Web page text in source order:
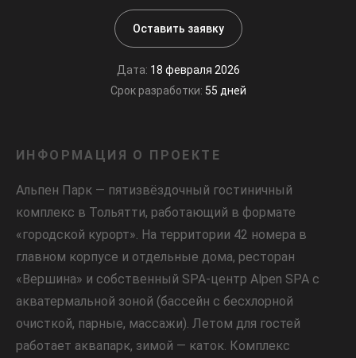
Оставить заявку
Дата: 18 февраля 2026
Срок разработки: 55 дней
ИНФОРМАЦИЯ О ПРОЕКТЕ
Альпен Парк — пятизвёздочный гостиничный
комплекс в Тольятти, работающий в формате
«городской курорт». На территории 42 номера в
главном корпусе и отдельные дома, ресторан
«Вершина» и собственный SPA-центр Alpen SPA с
акватермальной зоной (бассейн с бесхлорной
очисткой, парные, массажи). Летом для гостей
работает аквапарк, зимой — каток. Комплекс